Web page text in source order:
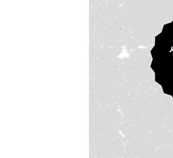
문화, 문화적 돌
밈의 특성
12장. 마음씨
마음씨 좋은 놈
죄수의 딜레마